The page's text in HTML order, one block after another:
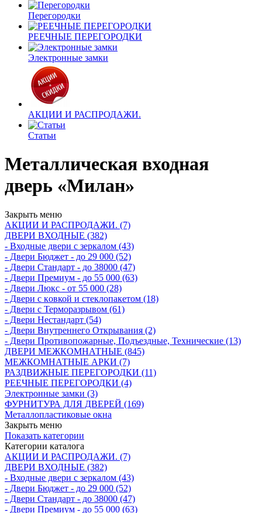
Перегородки
РЕЕЧНЫЕ ПЕРЕГОРОДКИ
Электронные замки
АКЦИИ И РАСПРОДАЖИ.
Статьи
Металлическая входная
дверь «Милан»
Закрыть меню
АКЦИИ И РАСПРОДАЖИ. (7)
ДВЕРИ ВХОДНЫЕ (382)
- Входные двери с зеркалом (43)
- Двери Бюджeт - до 29 000 (52)
- Двери Стaндaрт - до 38000 (47)
- Двери Прeмиум - до 55 000 (63)
- Двери Люкс - от 55 000 (28)
- Двери с кoвкой и стеклопакетом (18)
- Двери с Терморазрывом (61)
- Двери Нecтaндaрт (54)
- Двери Внутреннего Открывания (2)
- Двери Противопожарные, Подъездные, Технические (13)
ДВЕРИ МЕЖКОМНАТНЫЕ (845)
МЕЖКОМНАТНЫЕ АРКИ (7)
РАЗДВИЖНЫЕ ПЕРЕГОРОДКИ (11)
РЕЕЧНЫЕ ПЕРЕГОРОДКИ (4)
Электронные замки (3)
ФУРНИТУРА ДЛЯ ДВЕРЕЙ (169)
Металлопластиковые окна
Закрыть меню
Показать категории
Категории каталога
АКЦИИ И РАСПРОДАЖИ. (7)
ДВЕРИ ВХОДНЫЕ (382)
- Входные двери с зеркалом (43)
- Двери Бюджeт - до 29 000 (52)
- Двери Стaндaрт - до 38000 (47)
- Двери Прeмиум - до 55 000 (63)